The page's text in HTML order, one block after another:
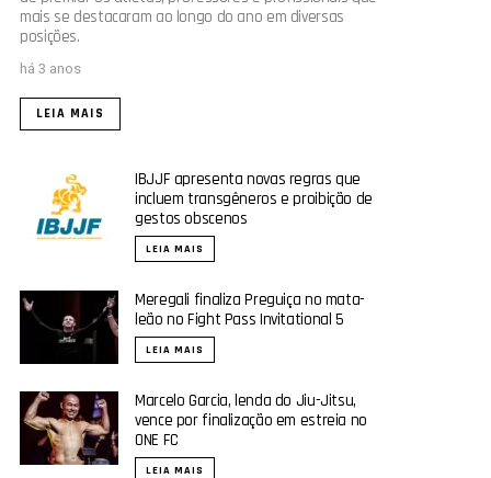
mais se destacaram ao longo do ano em diversas
posições.
há 3 anos
LEIA MAIS
IBJJF apresenta novas regras que
incluem transgêneros e proibição de
gestos obscenos
LEIA MAIS
Meregali finaliza Preguiça no mata-
leão no Fight Pass Invitational 5
LEIA MAIS
Marcelo Garcia, lenda do Jiu-Jitsu,
vence por finalização em estreia no
ONE FC
LEIA MAIS